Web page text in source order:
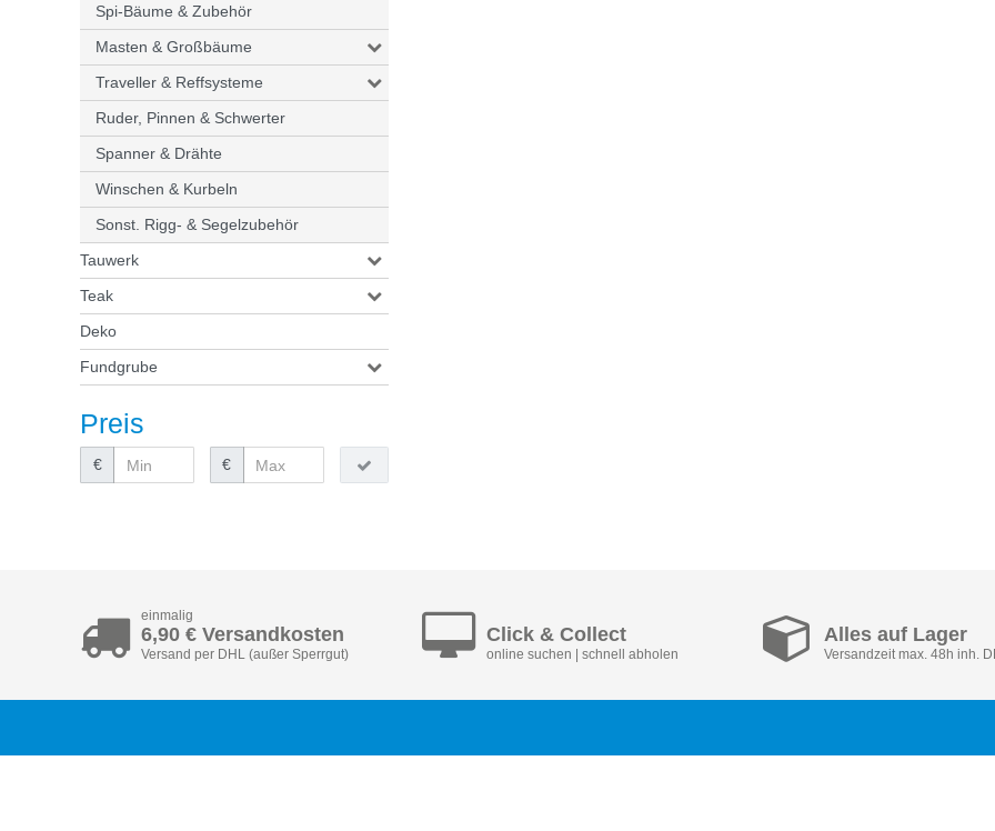
Spi-Bäume & Zubehör
Masten & Großbäume
Traveller & Reffsysteme
Ruder, Pinnen & Schwerter
Spanner & Drähte
Winschen & Kurbeln
Sonst. Rigg- & Segelzubehör
Tauwerk
Teak
Deko
Fundgrube
Preis
€ €
einmalig
6,90 € Versandkosten
Versand per DHL (außer Sperrgut)
Click & Collect
online suchen | schnell abholen
Alles auf Lager
Versandzeit max. 48h inh.